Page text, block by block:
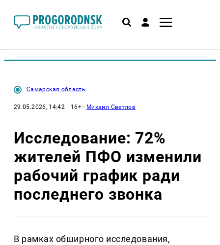
Самарская область
29.05.2026, 14:42 · 16+ · Михаил Светлов
Исследование: 72%
жителей ПФО изменили
рабочий график ради
последнего звонка
В рамках обширного исследования,